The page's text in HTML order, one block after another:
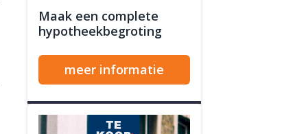
Maak een complete
hypotheekbegroting
meer informatie